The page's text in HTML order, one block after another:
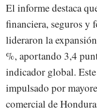
El informe destaca
financiera, seguros y
lideraron la
%, aportando 3,4
indicador global.
impulsado por
comercial de